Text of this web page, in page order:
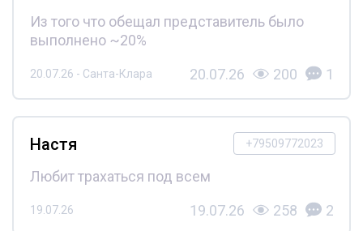
Из того что обещал представитель было
выполнено ~20%
20.07.26 - Санта-Клара 20.07.26 200 1
+79509772023
Настя
Любит трахаться под всем
19.07.26 19.07.26 258 2